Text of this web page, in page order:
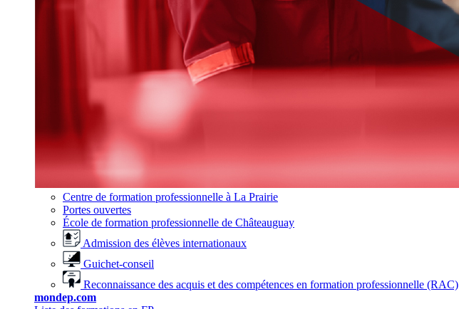
Centre de formation professionnelle à La Prairie
Portes ouvertes
École de formation professionnelle de Châteauguay
Admission des élèves internationaux
Guichet-conseil
Reconnaissance des acquis et des compétences en formation professionnelle (RAC)
mondep.com